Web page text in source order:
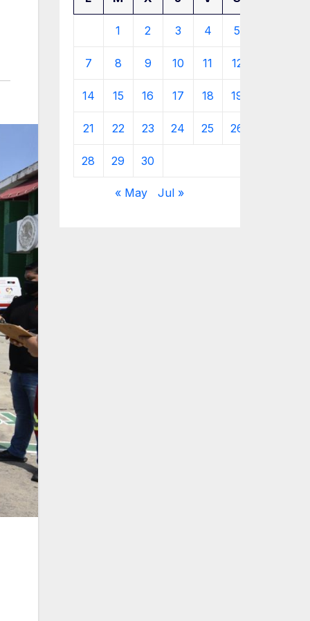
1 2 3 4 5
7 8 9 10 11 12
14 15 16 17 18 19
21 22 23 24 25 26
28 29 30
« May Jul »